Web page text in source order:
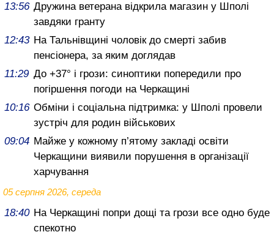
13:56 Дружина ветерана відкрила магазин у Шполі
завдяки гранту
12:43 На Тальнівщині чоловік до смерті забив
пенсіонера, за яким доглядав
11:29 До +37° і грози: синоптики попередили про
погіршення погоди на Черкащині
10:16 Обміни і соціальна підтримка: у Шполі провели
зустріч для родин військових
09:04 Майже у кожному п’ятому закладі освіти
Черкащини виявили порушення в організації
харчування
05 серпня 2026, середа
18:40 На Черкащині попри дощі та грози все одно буде
спекотно